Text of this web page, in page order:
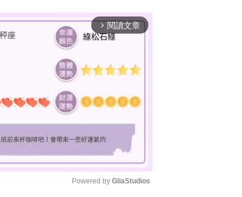
arrow_forward_ios 閱讀文章
Powered by GliaStudios